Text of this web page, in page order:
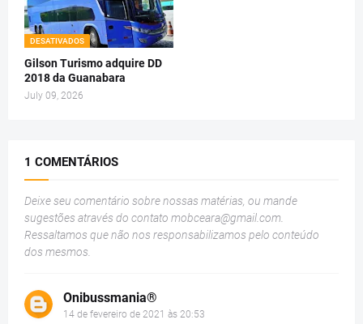
DESATIVADOS
Gilson Turismo adquire DD
2018 da Guanabara
July 09, 2026
1 COMENTÁRIOS
Deixe seu comentário sobre nossas matérias, ou mande
sugestões através do contato mobceara@gmail.com
Ressaltamos que não nos responsabilizamos pelo conteúdo
dos mesmos.
Onibussmania®
14 de fevereiro de 2021 às 20:53